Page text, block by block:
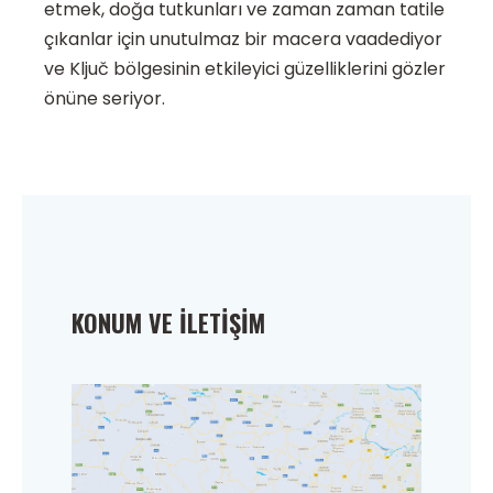
etmek, doğa tutkunları ve zaman zaman tatile
çıkanlar için unutulmaz bir macera vaadediyor
ve Ključ bölgesinin etkileyici güzelliklerini gözler
önüne seriyor.
KONUM VE İLETIŞIM